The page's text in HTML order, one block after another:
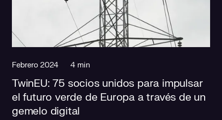
Febrero 2024 4 min
TwinEU: 75 socios unidos para impulsar
el futuro verde de Europa a través de un
gemelo digital